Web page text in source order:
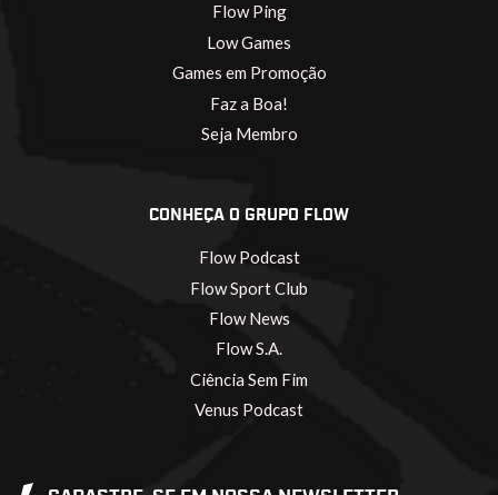
Flow Ping
Low Games
Games em Promoção
Faz a Boa!
Seja Membro
CONHEÇA O GRUPO FLOW
Flow Podcast
Flow Sport Club
Flow News
Flow S.A.
Ciência Sem Fim
Venus Podcast